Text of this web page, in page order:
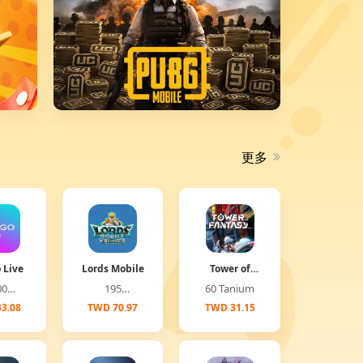
更多
Live Lords Mobile
195
Diamonds
TWD 70.97
Tower of
Fantasy
(Global)
60 Tanium
TWD 31.15